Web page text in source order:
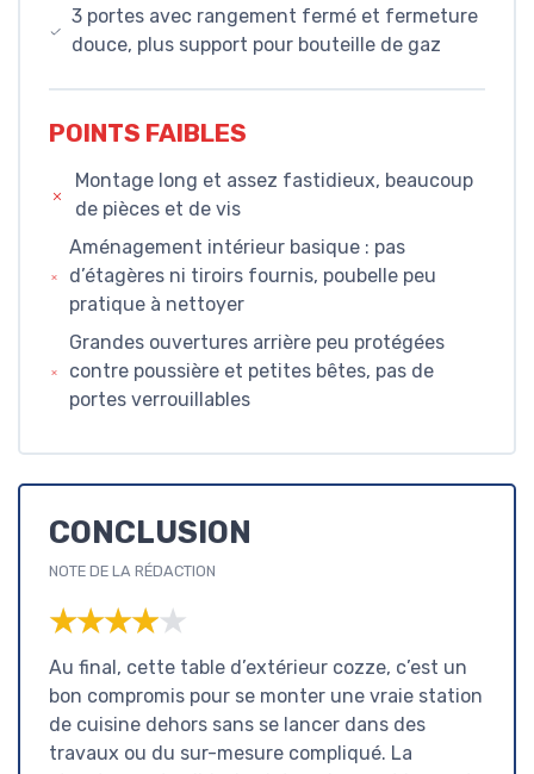
3 portes avec rangement fermé et fermeture
douce, plus support pour bouteille de gaz
POINTS FAIBLES
Montage long et assez fastidieux, beaucoup
de pièces et de vis
Aménagement intérieur basique : pas
d’étagères ni tiroirs fournis, poubelle peu
pratique à nettoyer
Grandes ouvertures arrière peu protégées
contre poussière et petites bêtes, pas de
portes verrouillables
CONCLUSION
NOTE DE LA RÉDACTION
★★★★★
★★★★★
Au final, cette table d’extérieur cozze, c’est un
bon compromis pour se monter une vraie station
de cuisine dehors sans se lancer dans des
travaux ou du sur-mesure compliqué. La